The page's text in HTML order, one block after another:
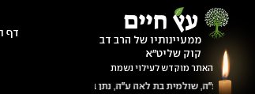
content
ממעיינותיו של הרב דב
קוק שליט"א
דף
האתר מוקדש לעילוי נשמת